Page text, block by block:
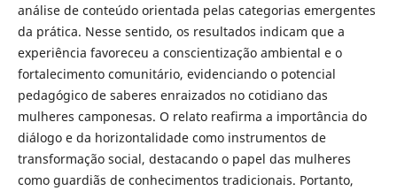
análise de conteúdo orientada pelas categorias emergentes
da prática. Nesse sentido, os resultados indicam que a
experiência favoreceu a conscientização ambiental e o
fortalecimento comunitário, evidenciando o potencial
pedagógico de saberes enraizados no cotidiano das
mulheres camponesas. O relato reafirma a importância do
diálogo e da horizontalidade como instrumentos de
transformação social, destacando o papel das mulheres
como guardiãs de conhecimentos tradicionais. Portanto,